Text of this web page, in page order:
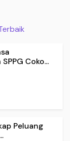
Coko...
Peluang